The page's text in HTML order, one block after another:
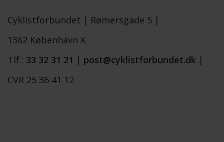
Cyklistforbundet | Rømersgade 5 |
1362 København K
Tlf.: 33 32 31 21 | post@cyklistforbundet.dk |
CVR 25 36 41 12